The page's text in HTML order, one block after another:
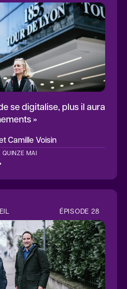
se digitalise, plus il aura
»
Camille Voisin
QUINZE MAI
ÉPISODE 28